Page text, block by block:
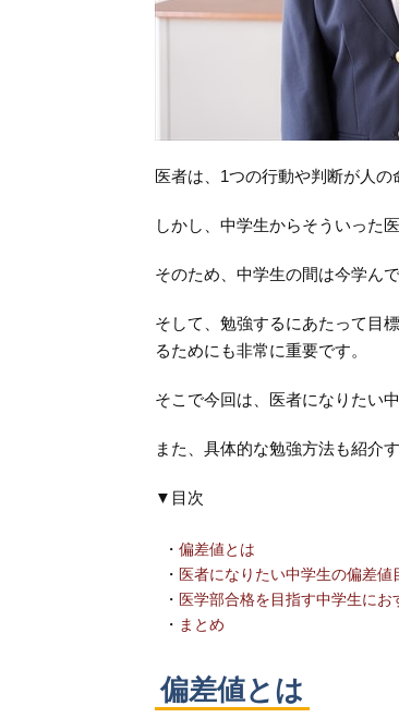
医者は、1つの行動や判断が人
しかし、中学生からそういった
そのため、中学生の間は今学ん
そして、勉強するにあたって目
るためにも非常に重要です。
そこで今回は、医者になりたい
また、具体的な勉強方法も紹介
▼目次
・ 偏差値とは
・ 医者になりたい中学生の偏差値
・ 医学部合格を目指す中学生にお
・ まとめ
偏差値とは